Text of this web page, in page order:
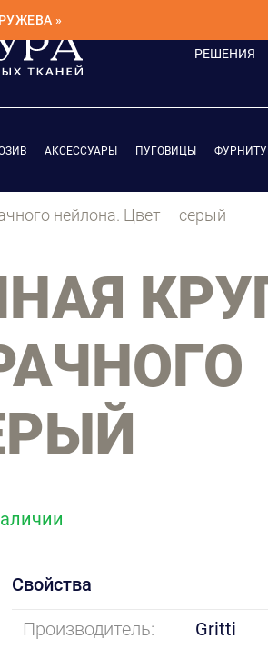
»
РЕШЕНИЯ
АКСЕССУАРЫ ПУГОВИЦЫ
нейлона. Цвет – серый
Свойства
Производитель:
Gritti